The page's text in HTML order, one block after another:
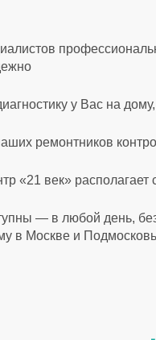
у Вас на
ремонтников
«21 век»
— в любой день,
в Москве и